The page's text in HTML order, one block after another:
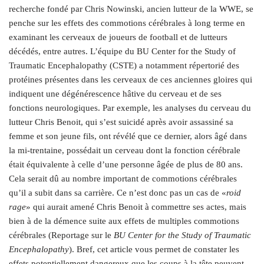
recherche fondé par Chris Nowinski, ancien lutteur de la WWE, se
penche sur les effets des commotions cérébrales à long terme en
examinant les cerveaux de joueurs de football et de lutteurs
décédés, entre autres. L’équipe du BU Center for the Study of
Traumatic Encephalopathy (CSTE) a notamment répertorié des
protéines présentes dans les cerveaux de ces anciennes gloires qui
indiquent une dégénérescence hâtive du cerveau et de ses
fonctions neurologiques. Par exemple, les analyses du cerveau du
lutteur Chris Benoit, qui s’est suicidé après avoir assassiné sa
femme et son jeune fils, ont révélé que ce dernier, alors âgé dans
la mi-trentaine, possédait un cerveau dont la fonction cérébrale
était équivalente à celle d’une personne âgée de plus de 80 ans.
Cela serait dû au nombre important de commotions cérébrales
qu’il a subit dans sa carrière. Ce n’est donc pas un cas de «roid
rage» qui aurait amené Chris Benoit à commettre ses actes, mais
bien à de la démence suite aux effets de multiples commotions
cérébrales (Reportage sur le BU Center for the Study of Traumatic
Encephalopathy). Bref, cet article vous permet de constater les